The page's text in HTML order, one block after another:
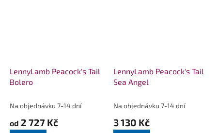
LennyLamb Peacock's Tail
Bolero
Na objednávku 7-14 dní
od 2 727 Kč
LennyLamb Peacock's Tail
Sea Angel
Na objednávku 7-14 dní
3 130 Kč